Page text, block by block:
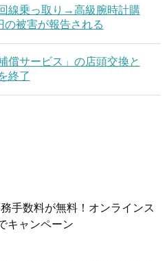
線乗っ取り→高級腕時計購
の被害が報告される
償サービス」の店頭交換と
終了
務手数料が無料！オンラインス
キャンペーン